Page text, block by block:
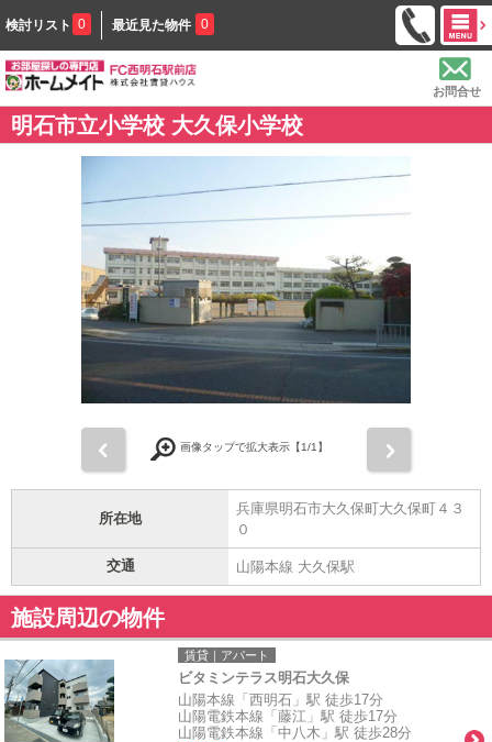
検討リスト 0 最近見た物件 0
お問合せ
明石市立小学校 大久保小学校
画像タップで拡大表示【1/1】
所在地
兵庫県明石市大久保町大久保町４３
０
交通 山陽本線 大久保駅
施設周辺の物件
賃貸｜アパート
ビタミンテラス明石大久保
山陽本線「西明石」駅 徒歩17分
山陽電鉄本線「藤江」駅 徒歩17分
山陽電鉄本線「中八木」駅 徒歩28分